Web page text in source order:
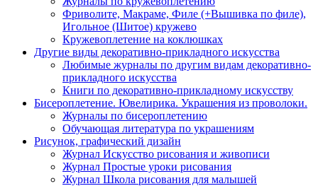
Фриволите, Макраме, Филе (+Вышивка по филе),
Игольное (Шитое) кружево
Кружевоплетение на коклюшках
Другие виды декоративно-прикладного искусства
Любимые журналы по другим видам декоративно-
прикладного искусства
Книги по декоративно-прикладному искусству
Бисероплетение. Ювелирика. Украшения из проволоки.
Журналы по бисероплетению
Обучающая литература по украшениям
Рисунок, графический дизайн
Журнал Искусство рисования и живописи
Журнал Простые уроки рисования
Журнал Школа рисования для малышей